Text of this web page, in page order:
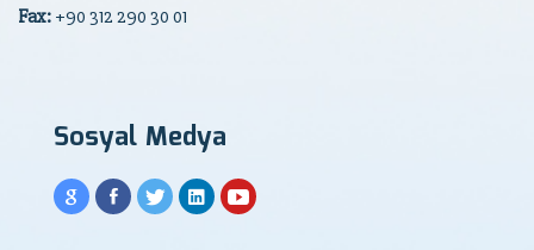
Fax: +90 312 290 30 01
Sosyal Medya